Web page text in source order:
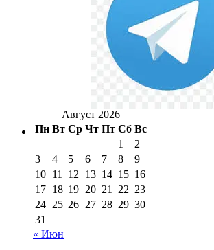
Август 2026
Пн Вт Ср Чт Пт Сб Вс
1
2
3
4 5 6 7 8
9
10 11 12 13 14 15 16
17 18 19 20 21 22 23
24 25 26 27 28 29 30
31
« Июн